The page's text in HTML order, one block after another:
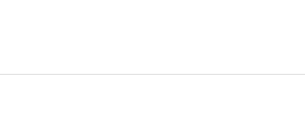
anche i consigli nel forum
spuntini perché ho fame e
non ho nessun interesse nel
poco. Potrei avere uno schema